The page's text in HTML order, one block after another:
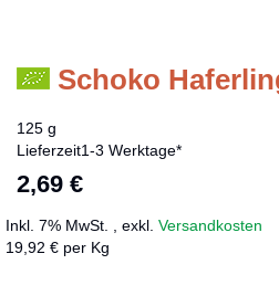
Schoko
125 g
Lieferzeit1-3 Werktage*
2,69 €
Inkl. 7% MwSt. exkl. Versandkosten
19,92 € per Kg
Zum
Bildergalerie